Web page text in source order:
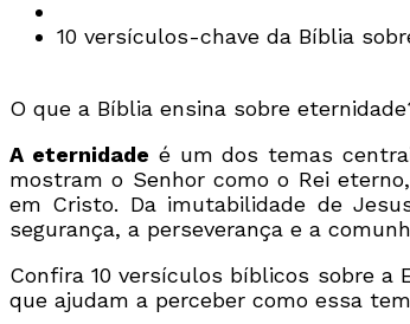
10 versículos-chave da Bíblia
O que a Bíblia ensina sobre
A eternidade é um dos temas
mostram o Senhor como o Rei
em Cristo. Da imutabilidade de
segurança, a perseverança e a
Confira 10 versículos bíblicos sobre a
que ajudam a perceber como essa